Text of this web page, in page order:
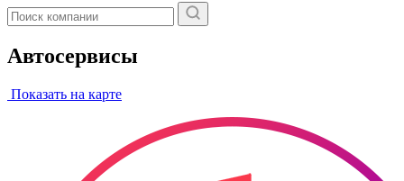
Автосервисы
Показать на карте